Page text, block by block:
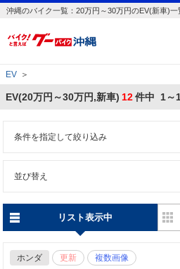
沖縄のバイク一覧：20万円～30万円のEV(新車)一
EV ＞
EV(20万円～30万円,新車) 12件中 1～
条件を指定して絞り込み
並び替え
リスト表示中
ホンダ 更新 複数画像